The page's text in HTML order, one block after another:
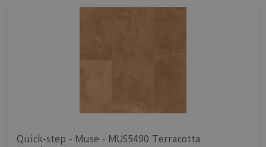
Quick-step - Muse - MUS5490 Terracotta